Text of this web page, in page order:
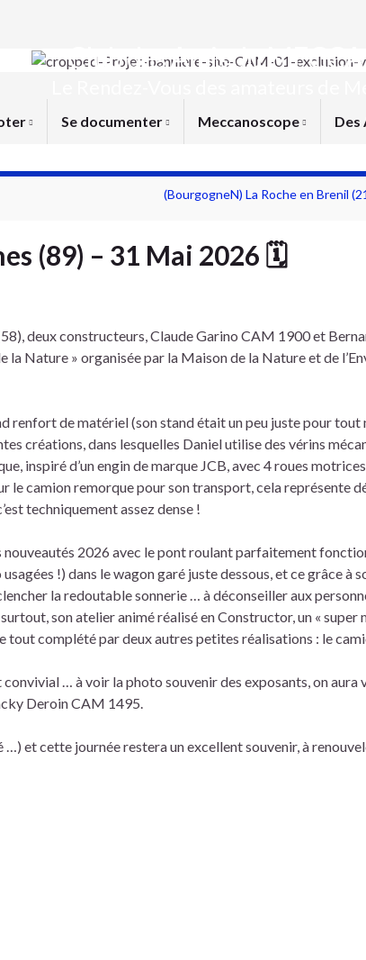
Club des Amis du
Se documenter Meccanoscope Des
(BourgogneN) La Roche en Brenil
(89) – 31 Mai 2026 🗓
deux constructeurs, Claude Garino CAM 1900 et
la Nature » organisée par la Maison de la Nature et de
renfort de matériel (son stand était un peu juste pour
créations, dans lesquelles Daniel utilise des vérins
inspiré d’un engin de marque JCB, avec 4 roues
le camion remorque pour son transport, cela représente
techniquement assez dense !
nouveautés 2026 avec le pont roulant parfaitement
!) dans le wagon garé juste dessous, et ce grâce à
la redoutable sonnerie … à déconseiller aux
son atelier animé réalisé en Constructor, un « super
tout complété par deux autres petites réalisations : le
… à voir la photo souvenir des exposants, on
Deroin CAM 1495.
et cette journée restera un excellent souvenir, à